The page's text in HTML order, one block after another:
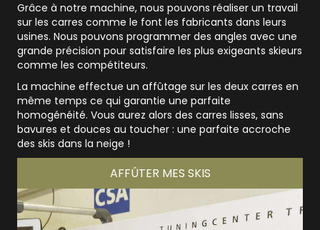
Grâce à notre machine, nous pouvons réaliser un travail
sur les carres comme le font les fabricants dans leurs
usines. Nous pouvons programmer des angles avec une
grande précision pour satisfaire les plus exigeants skieurs
comme les compétiteurs.
La machine effectue un affûtage sur les deux carres en
même temps ce qui garantie une parfaite
homogénéité. Vous aurez alors des carres lisses, sans
bavures et douces au toucher : une parfaite accroche
des skis dans la neige !
AFFÛTER MES SKIS